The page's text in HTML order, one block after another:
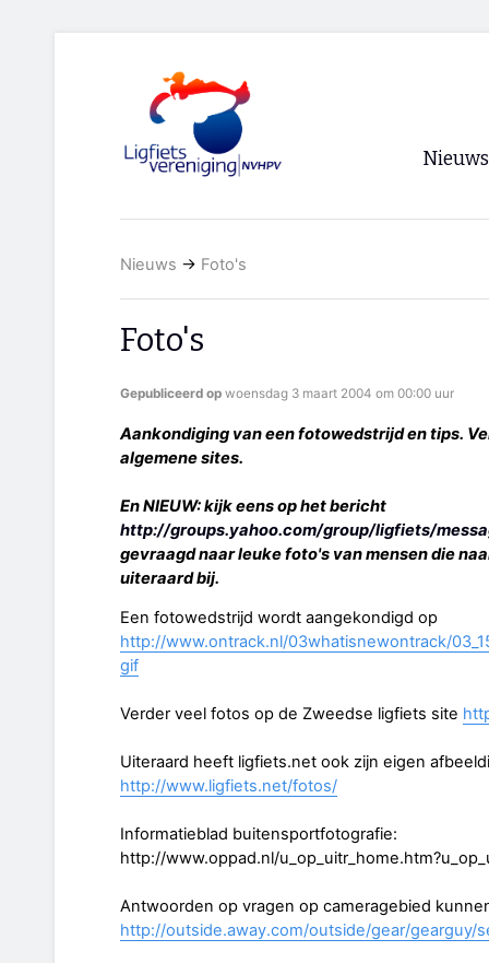
Nieuws
Nieuws → Foto's
Foto's
Gepubliceerd op woensdag 3 maart 2004 om 00:00 uur
Aankondiging van een fotowedstrijd en tips.
algemene sites.
En NIEUW: kijk eens op het bericht
http://groups.yahoo.com/group/ligfiets/
gevraagd naar leuke foto's van mensen die
uiteraard bij.
Een fotowedstrijd wordt aangekondigd op
http://www.ontrack.nl/03whatisnewontrack/
gif
Verder veel fotos op de Zweedse ligfiets site
Uiteraard heeft ligfiets.net ook zijn eigen
http://www.ligfiets.net/fotos/
Informatieblad buitensportfotografie:
http://www.oppad.nl/
Antwoorden op vragen op cameragebied
http://outside.away.com/outside/gear/gearguy/